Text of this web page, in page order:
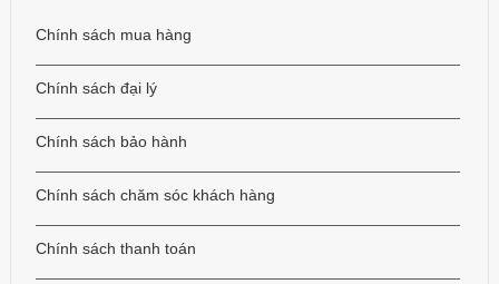
Chính sách mua hàng
Chính sách đại lý
Chính sách bảo hành
Chính sách chăm sóc khách hàng
Chính sách thanh toán